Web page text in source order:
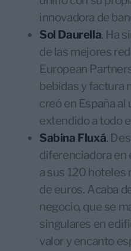
innovadora de
Sol Daurella. Ha
de las mejores
European
bebidas y factura
creó en España
extendido a todo
Sabina Fluxá.
diferenciadora en
a sus 120
de euros. Acaba
negocio, que se
singulares en
valor y encanto